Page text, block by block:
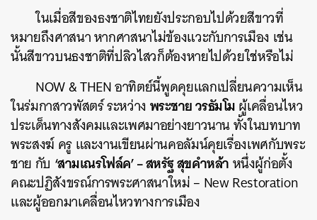
ในเมื่อสีของธงชาติไทยยังประกอบไปด้วยสีขาวที่
หมายถึงศาสนา หากศาสนาไม่ข้องแวะกับการเมือง เช่น
นั้นสีขาวบนธงชาติที่ปลิวไสวก็ต้องหายไปด้วยใช่หรือไม่
NOW & THEN อาทิตย์นี้พูดคุยแลกเปลี่ยนความเห็น
ในร่มกาสาวพัสตร์ ระหว่างพระชาย วรธัมโมผู้เคลื่อนไหว
ประเด็นทางสังคมและเพศมาอย่างยาวนาน ทั้งในบทบาท
พระสงฆ์ ครู และงานเขียนผ่านคอลัมน์คุยเรื่องเพศกับพระ
ชาย กับ ‘สามเณรโฟล์ค’ – สหรัฐ สุขคำหล้าหนึ่งผู้ก่อตั้ง
คณะปฏิสังขรณ์การพระศาสนาใหม่ – New Restoration
และผู้ออกมาเคลื่อนไหวทางการเมือง